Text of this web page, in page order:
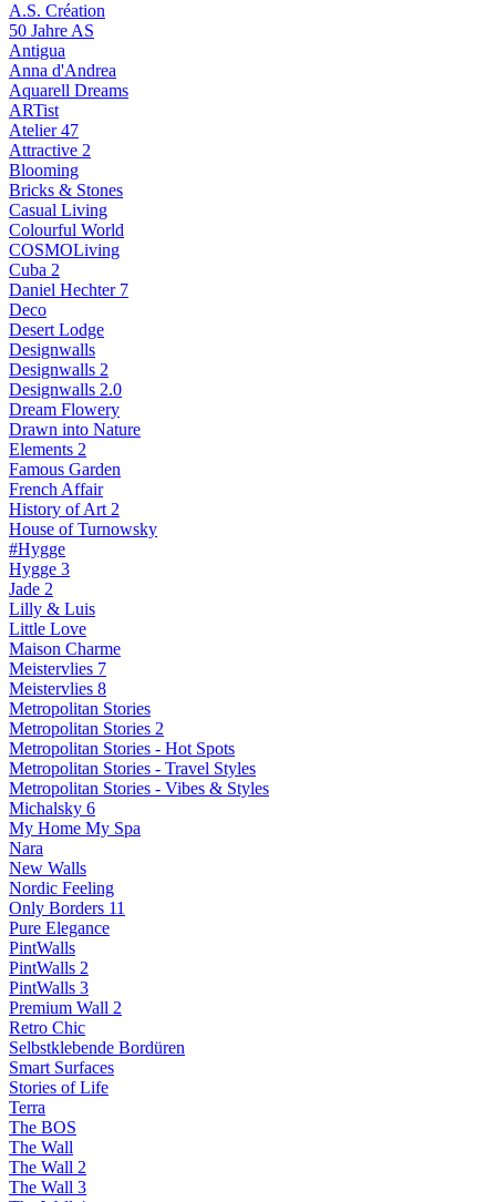
A.S. Création
50 Jahre AS
Antigua
Anna d'Andrea
Aquarell Dreams
ARTist
Atelier 47
Attractive 2
Blooming
Bricks & Stones
Casual Living
Colourful World
COSMOLiving
Cuba 2
Daniel Hechter 7
Deco
Desert Lodge
Designwalls
Designwalls 2
Designwalls 2.0
Dream Flowery
Drawn into Nature
Elements 2
Famous Garden
French Affair
History of Art 2
House of Turnowsky
#Hygge
Hygge 3
Jade 2
Lilly & Luis
Little Love
Maison Charme
Meistervlies 7
Meistervlies 8
Metropolitan Stories
Metropolitan Stories 2
Metropolitan Stories - Hot Spots
Metropolitan Stories - Travel Styles
Metropolitan Stories - Vibes & Styles
Michalsky 6
My Home My Spa
Nara
New Walls
Nordic Feeling
Only Borders 11
Pure Elegance
PintWalls
PintWalls 2
PintWalls 3
Premium Wall 2
Retro Chic
Selbstklebende Bordüren
Smart Surfaces
Stories of Life
Terra
The BOS
The Wall
The Wall 2
The Wall 3